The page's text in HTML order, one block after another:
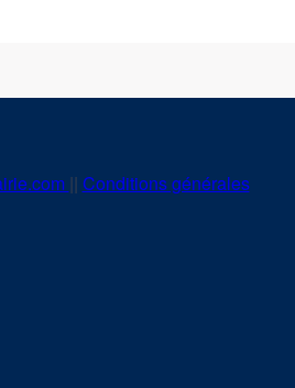
|| Conditions générales